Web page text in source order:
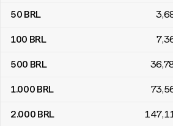
50 BRL 3
100 BRL 7
500 BRL 36
1.000 BRL 73
2.000 BRL 147